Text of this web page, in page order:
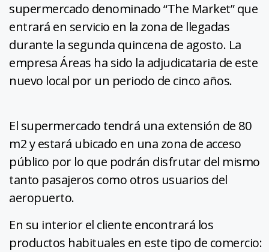
supermercado denominado “The Market” que
entrará en servicio en la zona de llegadas
durante la segunda quincena de agosto. La
empresa Áreas ha sido la adjudicataria de este
nuevo local por un periodo de cinco años.
El supermercado tendrá una extensión de 80
m2 y estará ubicado en una zona de acceso
público por lo que podrán disfrutar del mismo
tanto pasajeros como otros usuarios del
aeropuerto.
En su interior el cliente encontrará los
productos habituales en este tipo de comercio: